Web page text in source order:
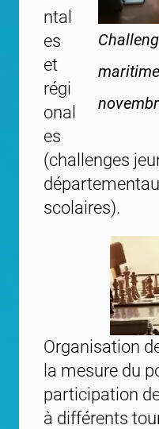
ntal
es
et
régi
onal
es
(challenges
scolaires).
Organisation
la mesure du
participation
à différents